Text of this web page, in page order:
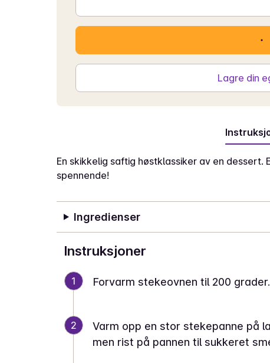
Lagre din
En skikkelig saftig høstklassiker av en
spennende!
Ingredienser
Instruksjoner
1 Forvarm stekeovnen til 200 grader.
2
Varm opp en stor stekepanne på
men rist på pannen til sukkeret